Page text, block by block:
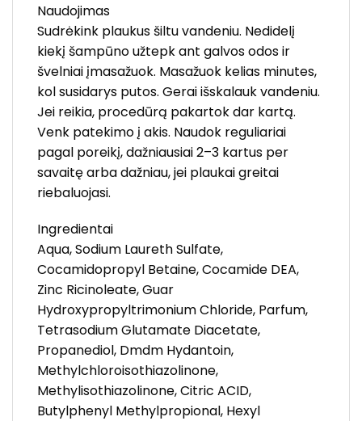
Naudojimas
Sudrėkink plaukus šiltu vandeniu. Nedidelį
kiekį šampūno užtepk ant galvos odos ir
švelniai įmasažuok. Masažuok kelias minutes,
kol susidarys putos. Gerai išskalauk vandeniu.
Jei reikia, procedūrą pakartok dar kartą.
Venk patekimo į akis. Naudok reguliariai
pagal poreikį, dažniausiai 2–3 kartus per
savaitę arba dažniau, jei plaukai greitai
riebaluojasi.
Ingredientai
Aqua, Sodium Laureth Sulfate,
Cocamidopropyl Betaine, Cocamide DEA,
Zinc Ricinoleate, Guar
Hydroxypropyltrimonium Chloride, Parfum,
Tetrasodium Glutamate Diacetate,
Propanediol, Dmdm Hydantoin,
Methylchloroisothiazolinone,
Methylisothiazolinone, Citric ACID,
Butylphenyl Methylpropional, Hexyl